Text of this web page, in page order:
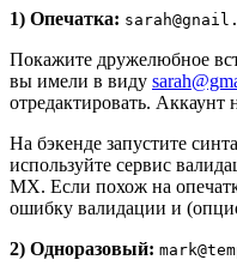
1) Опечатка:
Покажите дружелюбное
вы имели в виду
отредактировать. Аккаунт
На бэкенде запустите
используйте сервис
MX. Если похож на
ошибку валидации и
2) Одноразовый: